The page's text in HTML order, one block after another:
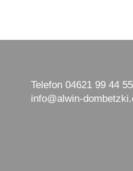
Telefon 04621 99 44 55
info@alwin-